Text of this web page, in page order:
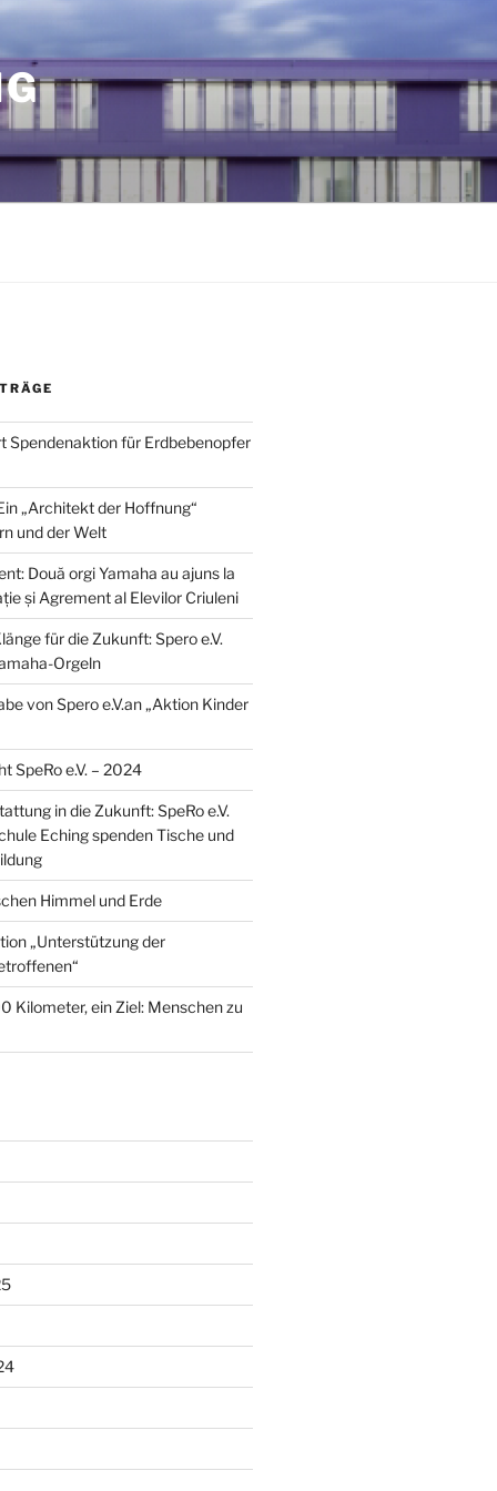
Spendenaktion für Erdbebenopfer
„Architekt der Hoffnung“
und der Welt
Două orgi Yamaha au ajuns la
și Agrement al Elevilor Criuleni
für die Zukunft: Spero e.V.
Orgeln
von Spero e.V.an „Aktion Kinder
SpeRo e.V. – 2024
in die Zukunft: SpeRo e.V.
Eching spenden Tische und
Himmel und Erde
„Unterstützung der
Kilometer, ein Ziel: Menschen zu